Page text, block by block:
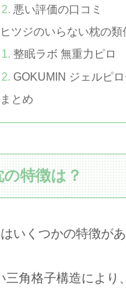
悪い評価の口コミ
ヒツジのいらない枕の類
整眠ラボ 無重力ピロ
GOKUMIN ジェルピ
まとめ
特徴は？
いくつかの特徴が
三角格子構造により